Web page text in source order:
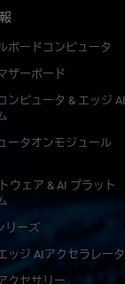
ボードコンピュータ
ザーボード
ンピュータ & エッジ AI
ータオンモジュール
ウェア & AI プラット
リーズ
ッジ AIアクセラレータ
クセサリー